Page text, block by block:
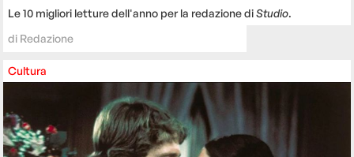
Le 10 migliori letture dell'anno per la redazione diStudio.
di Redazione
Cultura